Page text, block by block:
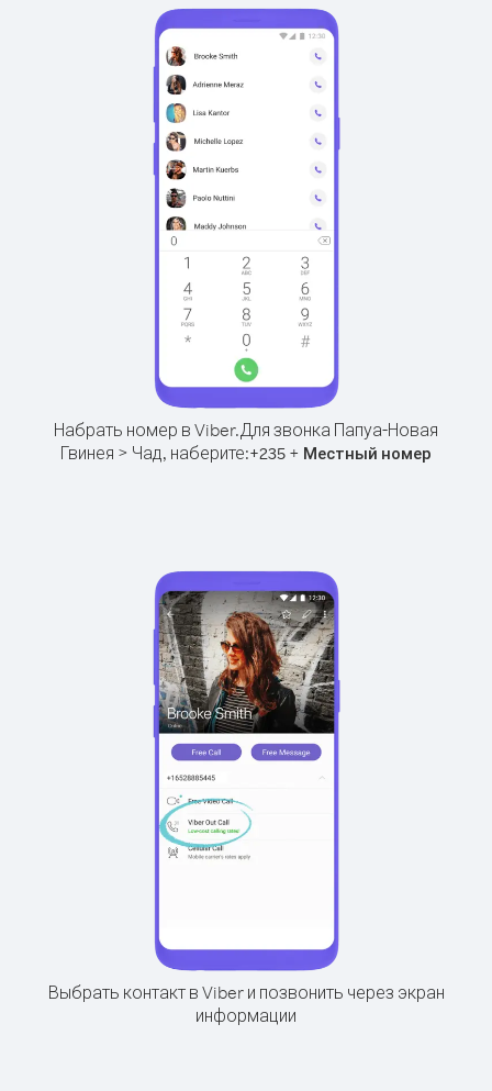
Набрать номер в Viber.Для звонка Папуа-Новая
Гвинея > Чад, наберите:+235 + Местный номер
Выбрать контакт в Viber и позвонить через экран
информации